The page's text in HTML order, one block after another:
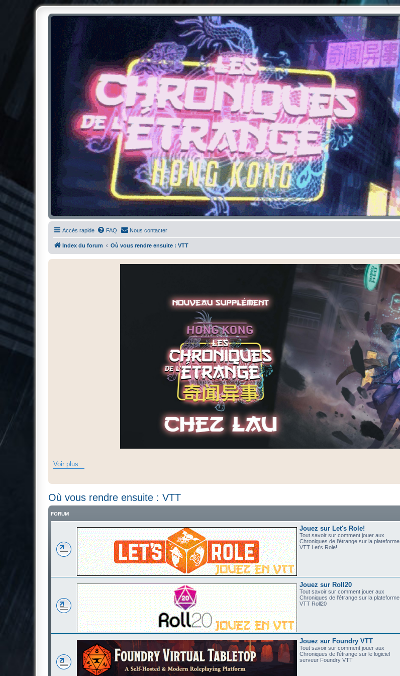
Chroniques de l'Étrange NO
Pour les amateurs des Chroniques de l'Étrange
Accès rapide FAQ Nous contacter
Index du forum Où vous rendre ensuite : VTT
Voir plus...
Où vous rendre ensuite : VTT
FORUM
Jouez sur Let's Role!
Tout savoir sur comment jouer aux
Chroniques de l'étrange sur la plateforme
VTT Let's Role!
Jouez sur Roll20
Tout savoir sur comment jouer aux
Chroniques de l'étrange sur la plateforme
VTT Roll20
Jouez sur Foundry VTT
Tout savoir sur comment jouer aux
Chroniques de l'étrange sur le logiciel
serveur Foundry VTT